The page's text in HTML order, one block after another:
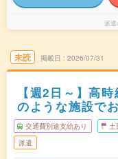
派遣
未読 掲載日 2026/07/31
【週2日～】高
のような施設で
交通費別途支給あり 土
派遣